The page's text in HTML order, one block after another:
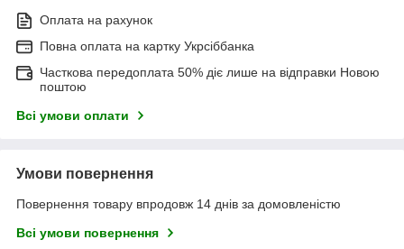
Оплата на рахунок
Повна оплата на картку Укрсіббанка
Часткова передоплата 50% діє лише на відправки Новою
поштою
Всі умови оплати
Умови повернення
Повернення товару впродовж 14 днів за домовленістю
Всі умови повернення